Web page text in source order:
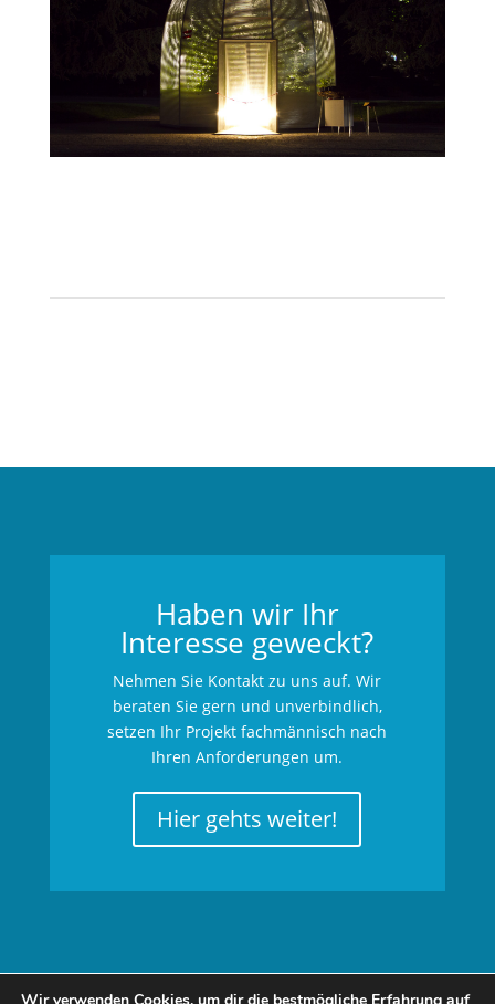
Haben wir Ihr
Interesse geweckt?
Nehmen Sie Kontakt zu uns auf. Wir
beraten Sie gern und unverbindlich,
setzen Ihr Projekt fachmännisch nach
Ihren Anforderungen um.
Hier gehts weiter!